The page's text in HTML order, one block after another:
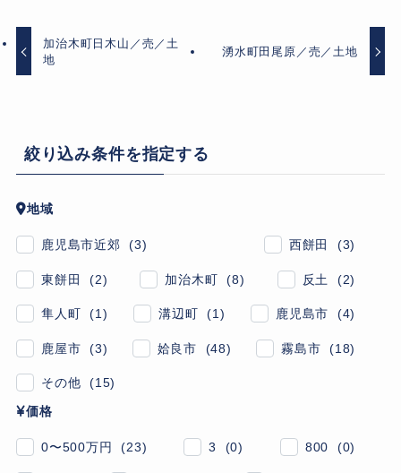
加治木町日木山／売／土
地
湧水町田尾原／売／土地
絞り込み条件を指定する
地域
鹿児島市近郊 (3) 西餅田 (3)
東餅田 (2) 加治木町 (8) 反土 (2)
隼人町 (1) 溝辺町 (1) 鹿児島市 (4)
鹿屋市 (3) 姶良市 (48) 霧島市 (18)
その他 (15)
価格
0〜500万円 (23) 3 (0) 800 (0)